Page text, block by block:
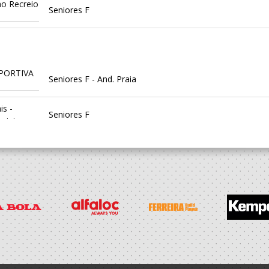
Recreio
Seniores F
Seniores F - And. Praia
-
Seniores F
Seniores F
Seniores F - And. Praia